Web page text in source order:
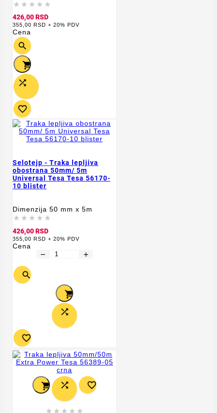
    
426,00 RSD
355,00 RSD + 20% PDV
Cena




Selotejp - Traka lepljiva
obostrana 50mm/ 5m
Universal Tesa Tesa 56170-
10 blister
Dimenzija 50 mm x 5m
    
426,00 RSD
355,00 RSD + 20% PDV
Cena
remove add




  
    